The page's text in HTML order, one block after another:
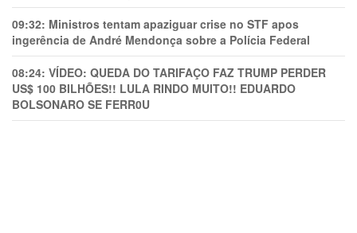
09:32: Ministros tentam apaziguar crise no STF apos
ingerência de André Mendonça sobre a Polícia Federal
08:24: VÍDEO: QUEDA DO TARIFAÇO FAZ TRUMP PERDER
US$ 100 BILHÕES!! LULA RINDO MUITO!! EDUARDO
BOLSONARO SE FERR0U